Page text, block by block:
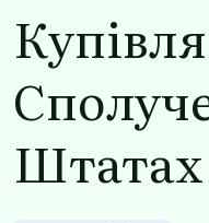
Штатах